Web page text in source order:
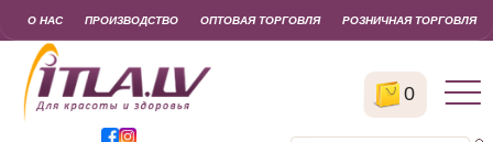
0
О НАС ПРОИЗВОДСТВО ОПТОВАЯ ТОРГОВЛЯ РОЗНИЧНАЯ ТОРГОВЛЯ